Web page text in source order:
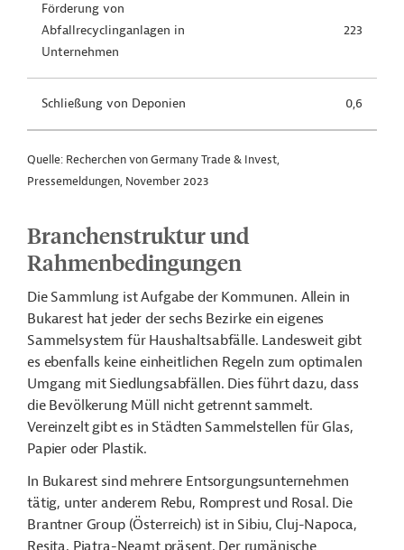
Förderung von
Abfallrecyclinganlagen in
Unternehmen
223
Schließung von Deponien 0,6
Quelle: Recherchen von Germany Trade & Invest,
Pressemeldungen, November 2023
Branchenstruktur und
Rahmenbedingungen
Die Sammlung ist Aufgabe der Kommunen. Allein in
Bukarest hat jeder der sechs Bezirke ein eigenes
Sammelsystem für Haushaltsabfälle. Landesweit gibt
es ebenfalls keine einheitlichen Regeln zum optimalen
Umgang mit Siedlungsabfällen. Dies führt dazu, dass
die Bevölkerung Müll nicht getrennt sammelt.
Vereinzelt gibt es in Städten Sammelstellen für Glas,
Papier oder Plastik.
In Bukarest sind mehrere Entsorgungsunternehmen
tätig, unter anderem Rebu, Romprest und Rosal. Die
Brantner Group (Österreich) ist in Sibiu, Cluj-Napoca,